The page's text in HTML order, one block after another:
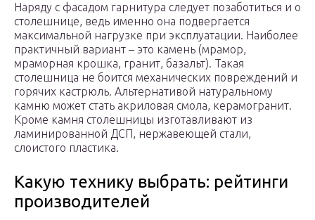
Наряду с фасадом гарнитура следует позаботиться и о
столешнице, ведь именно она подвергается
максимальной нагрузке при эксплуатации. Наиболее
практичный вариант – это камень (мрамор,
мраморная крошка, гранит, базальт). Такая
столешница не боится механических повреждений и
горячих кастрюль. Альтернативой натуральному
камню может стать акриловая смола, керамогранит.
Кроме камня столешницы изготавливают из
ламинированной ДСП, нержавеющей стали,
слоистого пластика.
Какую технику выбрать: рейтинги
производителей